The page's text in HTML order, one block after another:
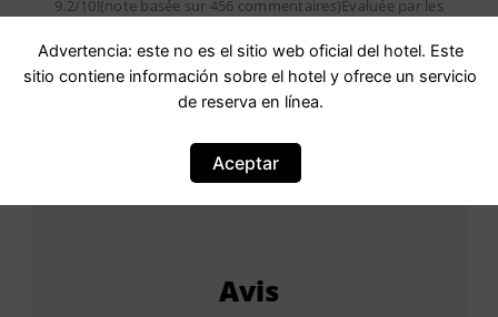
9.2/10!(note basée sur 456 commentaires)Évaluée par les
Avis
Advertencia: este no es el sitio web oficial del hotel. Este
sitio contiene información sobre el hotel y ofrece un servicio
de reserva en línea.
Aceptar